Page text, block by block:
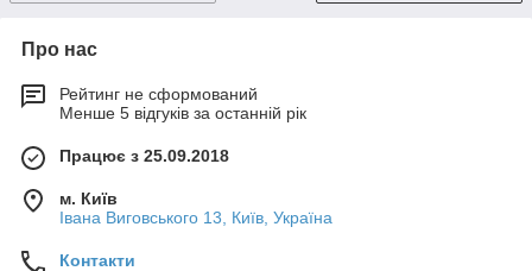
Де застосовується гарячекатаний швелер?
Використовується для будівництва будівель, мостів,
промислових конструкцій, ферм, перекриттів, опор і рам.
Сертифікована якість, швидка доставка, широкий асортимент
і професійні консультації інженерів.
Для яких об’єктів найчастіше використовують
гарячекатаний швелер?
Про нас
Рейтинг не сформований
Менше 5 відгуків за останній рік
Працює з 25.09.2018
м. Київ
Івана Виговського 13, Київ, Україна
Контакти